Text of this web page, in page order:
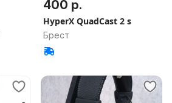
400 р.
HyperX QuadCast 2 s
Брест